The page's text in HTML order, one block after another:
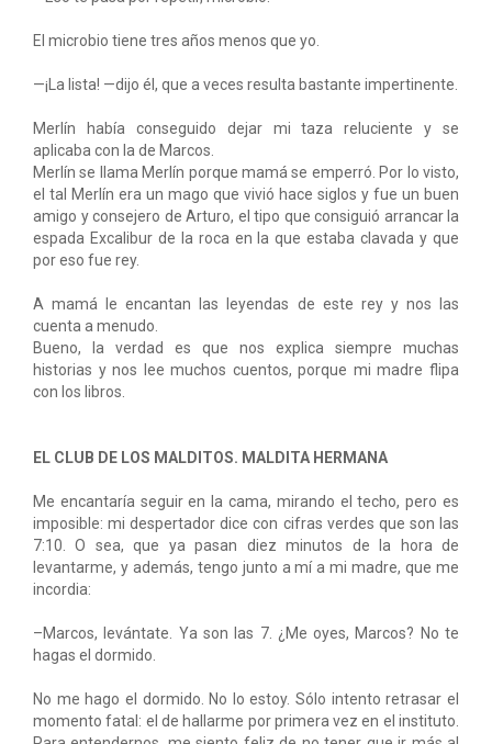
El microbio tiene tres años menos que yo.
—¡La lista! —dijo él, que a veces resulta bastante impertinente.
Merlín había conseguido dejar mi taza reluciente y se
aplicaba con la de Marcos.
Merlín se llama Merlín porque mamá se emperró. Por lo visto,
el tal Merlín era un mago que vivió hace siglos y fue un buen
amigo y consejero de Arturo, el tipo que consiguió arrancar la
espada Excalibur de la roca en la que estaba clavada y que
por eso fue rey.
A mamá le encantan las leyendas de este rey y nos las
cuenta a menudo.
Bueno, la verdad es que nos explica siempre muchas
historias y nos lee muchos cuentos, porque mi madre flipa
con los libros.
EL CLUB DE LOS MALDITOS. MALDITA HERMANA
Me encantaría seguir en la cama, mirando el techo, pero es
imposible: mi despertador dice con cifras verdes que son las
7:10. O sea, que ya pasan diez minutos de la hora de
levantarme, y además, tengo junto a mí a mi madre, que me
incordia:
–Marcos, levántate. Ya son las 7. ¿Me oyes, Marcos? No te
hagas el dormido.
No me hago el dormido. No lo estoy. Sólo intento retrasar el
momento fatal: el de hallarme por primera vez en el instituto.